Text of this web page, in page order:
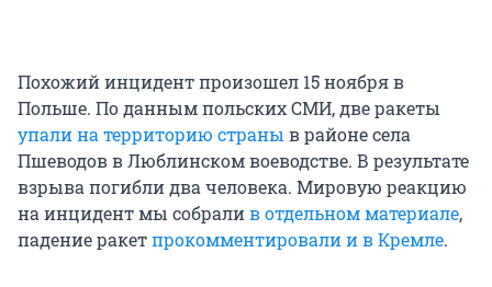
Похожий инцидент произошел 15 ноября в
Польше. По данным польских СМИ, две ракеты
упали на территорию страны в районе села
Пшеводов в Люблинском воеводстве. В результате
взрыва погибли два человека. Мировую реакцию
на инцидент мы собралив отдельном материале,
падение ракетпрокомментировали и в Кремле.